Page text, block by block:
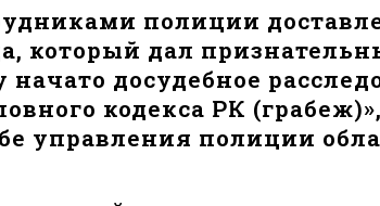
полиции
который дал
начато досудебное
кодекса РК
управления полиции